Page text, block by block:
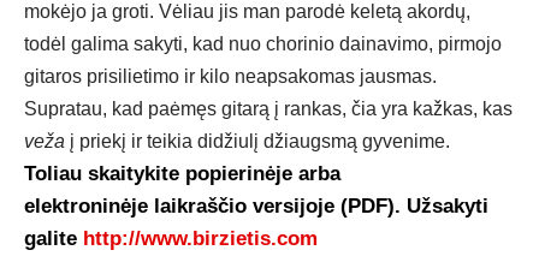
mokėjo ja groti. Vėliau jis man parodė keletą akordų,
todėl galima sakyti, kad nuo chorinio dainavimo, pirmojo
gitaros prisilietimo ir kilo neapsakomas jausmas.
Supratau, kad paėmęs gitarą į rankas, čia yra kažkas, kas
veža į priekį ir teikia didžiulį džiaugsmą gyvenime.
Toliau skaitykite popierinėje arba
elektroninėje laikraščio versijoje (PDF). Užsakyti
galite http://www.birzietis.com